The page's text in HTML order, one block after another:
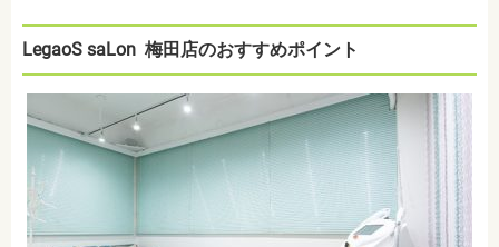
LegaoS saLon 梅田店のおすすめポイント